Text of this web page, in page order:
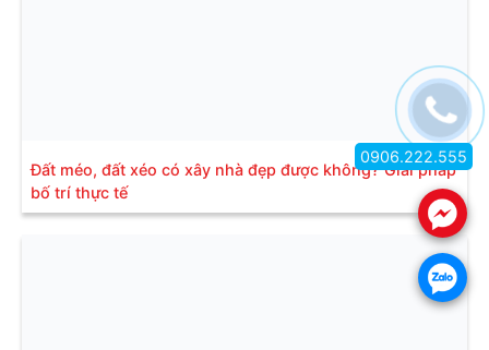
Đất méo, đất xéo có xây nhà đẹp được không? Giải pháp
bố trí thực tế
.
.
0906.222.555